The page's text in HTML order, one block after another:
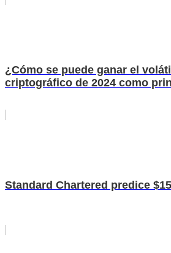
¿Cómo se puede ganar el
criptográfico de 2024 como
Standard Chartered predice